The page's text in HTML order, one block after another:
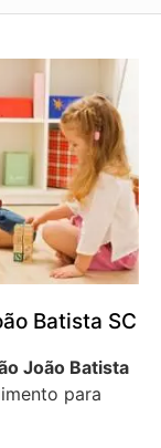
Batista SC
João Batista
para